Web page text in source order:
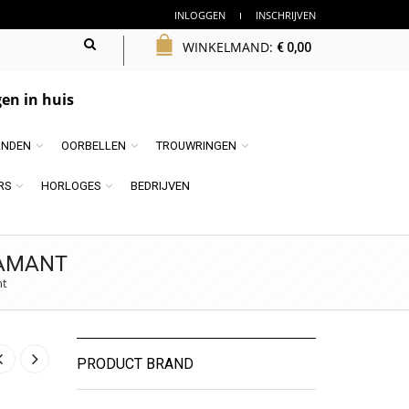
INLOGGEN INSCHRIJVEN
WINKELMAND: € 0,00
in huis
OORBELLEN TROUWRINGEN
HORLOGES BEDRIJVEN
PRODUCT BRAND